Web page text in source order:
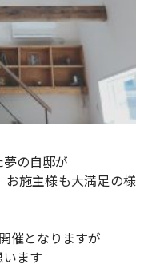
の自邸が
施主様も大満足の様
催となりますが
ます